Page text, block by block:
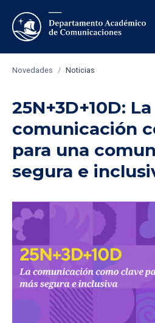
Novedades / Noticias
25N+3D+10D: La
comunicación
para una
segura e